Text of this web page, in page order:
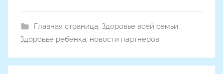
Главная страница Здоровье всей семьи
Здоровье ребенка новости партнеров